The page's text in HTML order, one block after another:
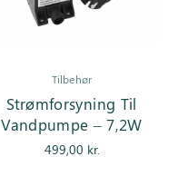
Tilbehør
Strømforsyning Til
Vandpumpe – 7,2W
499,00 kr.